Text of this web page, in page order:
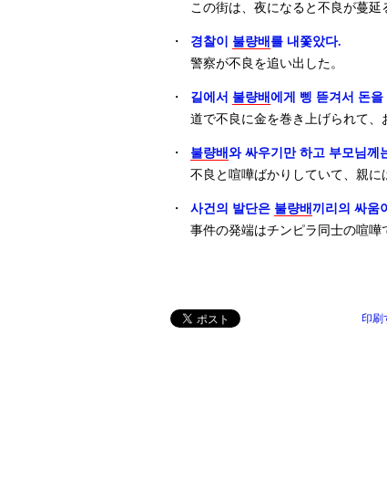
この街は、夜になると不良が蔓延
・ 경찰이 불량배 를 내쫓았다.
警察が不良を追い出した。
・ 길에서 불량배 에게 삥 뜯겨서 돈을
道で不良に金を巻き上げられて、
・ 불량배 와 싸우기만 하고 부모님께
不良と喧嘩ばかりしていて、親に
・ 사건의 발단은 불량배 끼리의 싸움
事件の発端はチンピラ同士の喧嘩
印刷